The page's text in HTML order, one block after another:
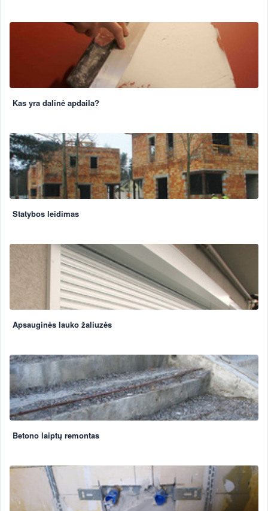
Kas yra dalinė apdaila?
Statybos leidimas
Apsauginės lauko žaliuzės
Betono laiptų remontas